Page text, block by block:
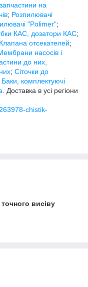
запчастини на
; Розпилювачі
"Polimer";
КАС, дозатори КАС;
Клапана отсекателей;
насосів і
до них,
; Сіточки до
Баки, комплектуючі
. Доставка в усі регіони
chistik-
висіву